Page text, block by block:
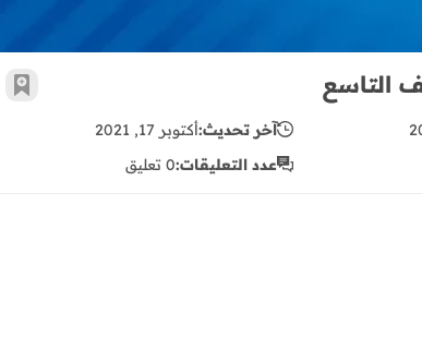
التاسع
آخر تحديث:أكتوبر 17, 2021
عدد التعليقات:0 تعليق